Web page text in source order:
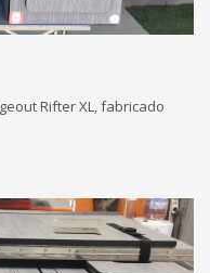
Rifter XL, fabricado